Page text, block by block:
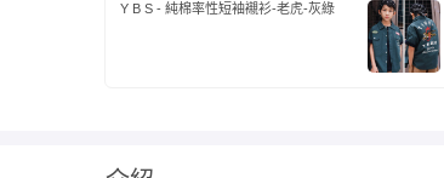
Y B S - 純棉率性短袖襯衫-老虎-灰綠